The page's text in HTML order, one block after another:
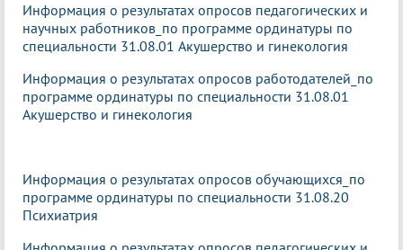
Информация о результатах опросов педагогических и
научных работников_по программе ординатуры по
специальности 31.08.01 Акушерство и гинекология
Информация о результатах опросов работодателей_по
программе ординатуры по специальности 31.08.01
Акушерство и гинекология
Информация о результатах опросов обучающихся_по
программе ординатуры по специальности 31.08.20
Психиатрия